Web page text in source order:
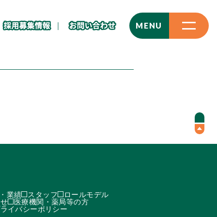
MENU
CLOSE
業績 スタッフ
ロールモデル
医療機関・薬局等の方
イバシーポリシー